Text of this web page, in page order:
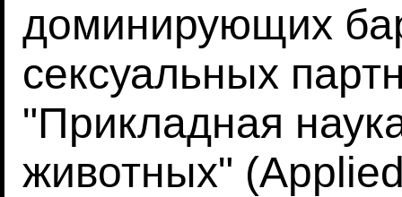
доминирующих
сексуальных
"Прикладная
животных"